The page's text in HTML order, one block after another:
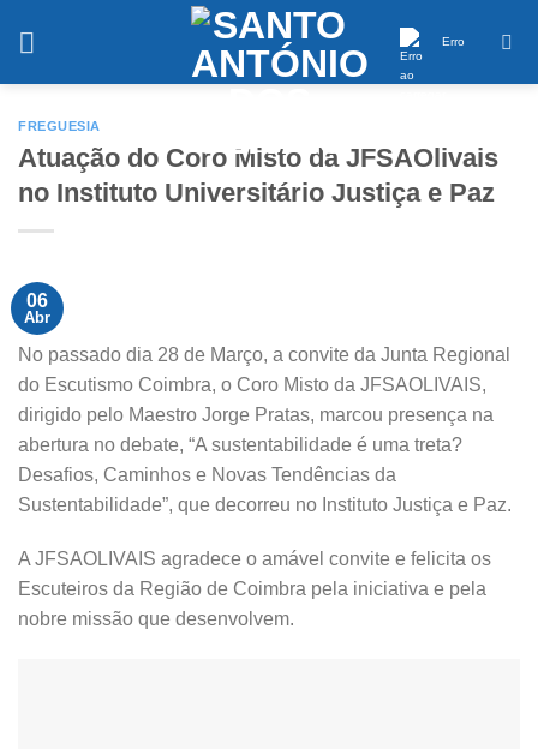
Erro
FREGUESIA
Atuação do Coro Misto da JFSAOlivais
no Instituto Universitário Justiça e Paz
06
Abr
No passado dia 28 de Março, a convite da Junta Regional
do Escutismo Coimbra, o Coro Misto da JFSAOLIVAIS,
dirigido pelo Maestro Jorge Pratas, marcou presença na
abertura no debate, “A sustentabilidade é uma treta?
Desafios, Caminhos e Novas Tendências da
Sustentabilidade”, que decorreu no Instituto Justiça e Paz.
A JFSAOLIVAIS agradece o amável convite e felicita os
Escuteiros da Região de Coimbra pela iniciativa e pela
nobre missão que desenvolvem.